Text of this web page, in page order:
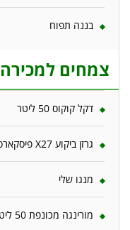
בננה תפוח
צמחים למכירה
דקל קוקוס 50 ליטר
גרזן ביקוע X27 פיסקארס
מנגו שלי
מורינגה מכונפת 50 ליטר